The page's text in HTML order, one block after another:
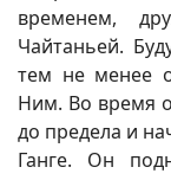
временем,
Чайтаньей.
тем не менее
Ним. Во время
до предела и
Ганге. Он